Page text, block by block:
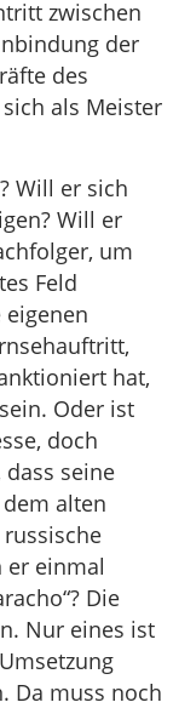
zwischen
der
des
als Meister
Will er sich
Will er
um
Feld
eigenen
hat,
Oder ist
doch
seine
alten
er einmal
Die
Nur eines ist
Da muss noch